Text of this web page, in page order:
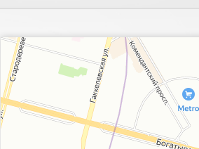
Санкт‑Петербург
Яндекс.Карты — транспорт, навигация, поиск мест